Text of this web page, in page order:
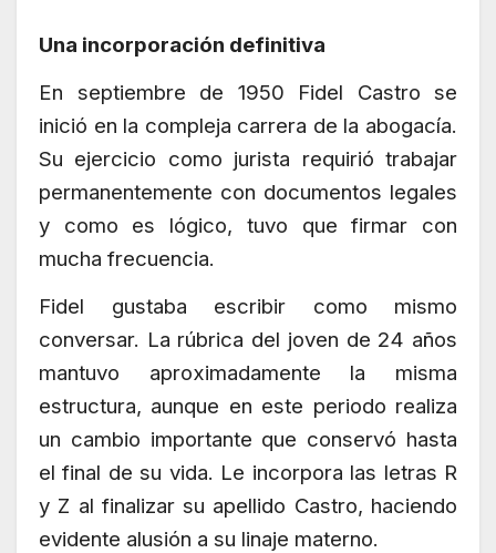
Una incorporación definitiva
En septiembre de 1950 Fidel Castro se
inició en la compleja carrera de la abogacía.
Su ejercicio como jurista requirió trabajar
permanentemente con documentos legales
y como es lógico, tuvo que firmar con
mucha frecuencia.
Fidel gustaba escribir como mismo
conversar. La rúbrica del joven de 24 años
mantuvo aproximadamente la misma
estructura, aunque en este periodo realiza
un cambio importante que conservó hasta
el final de su vida. Le incorpora las letras R
y Z al finalizar su apellido Castro, haciendo
evidente alusión a su linaje materno.